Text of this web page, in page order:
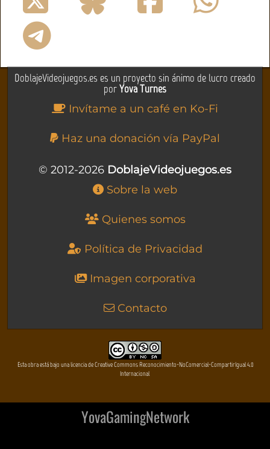
DoblajeVideojuegos.es es un proyecto sin ánimo de lucro creado
porYova Turnes
Invítame a un café en Ko-Fi
Haz una donación vía PayPal
© 2012-2026 DoblajeVideojuegos.es
Sobre la web
Quienes somos
Política de Privacidad
Imagen corporativa
Contacto
Esta obra está bajo una licencia de Creative Commons Reconocimiento-NoComercial-CompartirIgual 4.0
Internacional
YovaGamingNetwork